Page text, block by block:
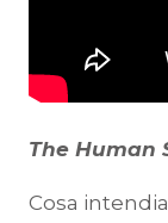
The Human
Cosa